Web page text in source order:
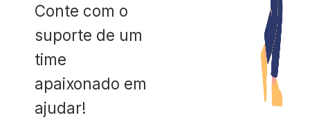
Conte com o
suporte de um
time
apaixonado em
ajudar!